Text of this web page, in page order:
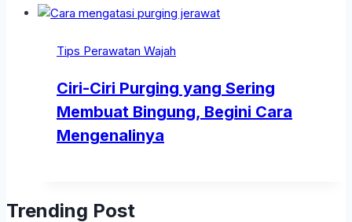
Tips Perawatan Wajah
Ciri-Ciri Purging yang Sering
Membuat Bingung, Begini Cara
Mengenalinya
Trending Post